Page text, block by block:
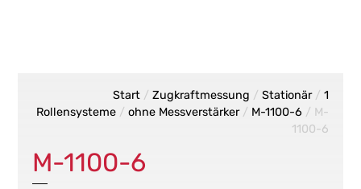
Start/ Zugkraftmessung / Stationär/ 1
Rollensysteme/ ohne Messverstärker/ M-1100-6 / M-
1100-6
M-1100-6